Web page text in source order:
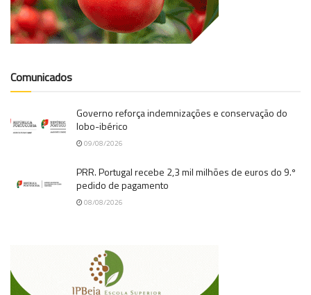
Comunicados
Governo reforça indemnizações e conservação do
lobo-ibérico
09/08/2026
PRR. Portugal recebe 2,3 mil milhões de euros do 9.º
pedido de pagamento
08/08/2026